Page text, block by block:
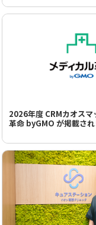
2026年度 CRMカオスマ
革命 byGMO が掲載さ